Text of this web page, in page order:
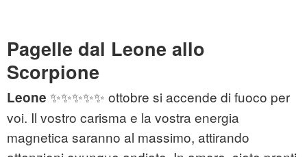
Pagelle dal Leone allo
Scorpione
Leone ✨✨✨✨✨ ottobre si accende di fuoco per
voi. Il vostro carisma e la vostra energia
magnetica saranno al massimo, attirando